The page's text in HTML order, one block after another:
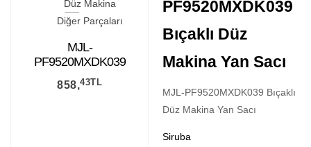
Düz Makina
Diğer Parçaları
MJL-
PF9520MXDK039
Bıçaklı Düz Makina
Yan Sacı
858,43TL
PF9520MXDK039
Bıçaklı Düz
Makina Yan Sacı
MJL-PF9520MXDK039 Bıçaklı
Düz Makina Yan Sacı
Siruba